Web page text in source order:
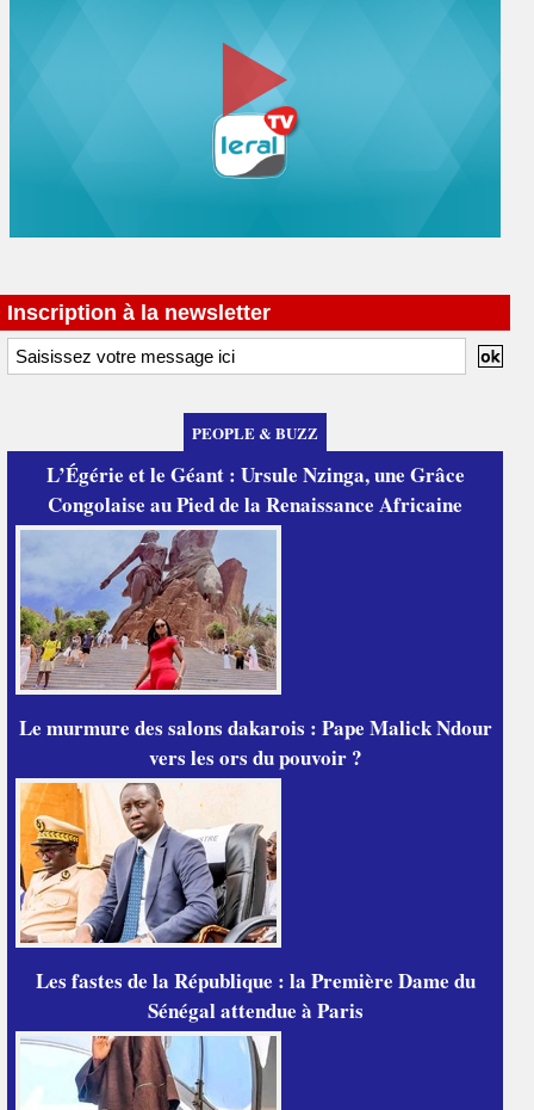
Inscription à la newsletter
PEOPLE & BUZZ
L’Égérie et le Géant : Ursule Nzinga, une Grâce
Congolaise au Pied de la Renaissance Africaine
Le murmure des salons dakarois : Pape Malick Ndour
vers les ors du pouvoir ?
Les fastes de la République : la Première Dame du
Sénégal attendue à Paris